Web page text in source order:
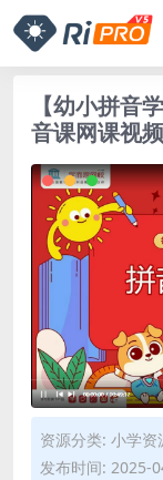
【幼小拼音
音课网课视
资源分类: 小学资
发布时间: 2025-